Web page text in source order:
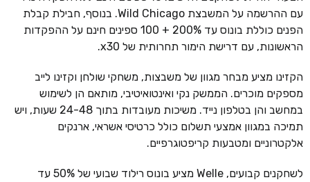
עם ההרשמה על המשבצת Wild Chicago. בנוסף, חבילת קבלת
הפנים כוללת בונוס עד 200% + 100 ספינים חינם על ההפקדות
הראשונות, עם דרישת הימור תחרותית של x30.
הקזינו מציע מבחר מגוון של משבצות, משחקי שולחן וקזינו לייב
מספקים מוכרים. הממשק נקי ואינטואיטיבי, מותאם הן לשימוש
במחשב והן בטלפון נייד. משיכות מעובדות בתוך 24-48 שעות, ויש
תמיכה במגוון אמצעי תשלום כולל כרטיסי אשראי, ארנקים
אלקטרוניים ומטבעות קריפטוגרפיים.
לשחקנים קבועים, Welle מציע בונוס רילוד שבועי של 50% עד